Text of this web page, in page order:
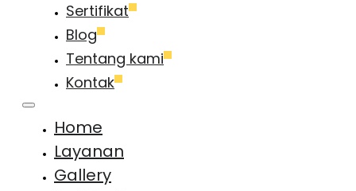
Sertifikat
Blog
Tentang kami
Kontak
Home
Layanan
Gallery